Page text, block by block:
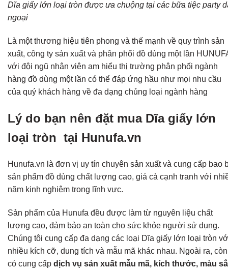
Dĩa giấy lớn loại tròn được ưa chuộng tại các bữa tiệc party
ngoại
Là một thương hiệu tiên phong và thế mạnh về quy trình sản
xuất, công ty sản xuất và phân phối đồ dùng một lần
với đội ngũ nhân viên am hiểu thị trường phân phối ngành
hàng đồ dùng một lần có thể đáp ứng hầu như mọi nhu cầu
của quý khách hàng về đa dạng chủng loại ngành hàng
Lý do bạn nên đặt mua Dĩa giấy lớn
loại tròn tại Hunufa.vn
Hunufa.vn là đơn vị uy tín chuyên sản xuất và cung cấp bao
sản phẩm đồ dùng chất lượng cao, giá cả cạnh tranh với
năm kinh nghiệm trong lĩnh vực.
Sản phẩm của Hunufa đều được làm từ nguyên liệu chất
lượng cao, đảm bảo an toàn cho sức khỏe người sử dụng.
Chúng tôi cung cấp đa dạng các loại Dĩa giấy lớn loại tròn
nhiều kích cỡ, dung tích và mẫu mã khác nhau. Ngoài ra, còn
có cung cấp dịch vụ sản xuất mẫu mã, kích thước, màu